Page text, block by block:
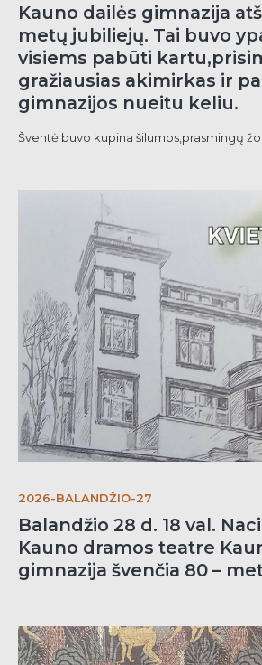
Kauno dailės gimnazija
metų jubiliejų. Tai buvo
visiems pabūti
gražiausias akimirkas ir
gimnazijos nueitu keliu.
Šventė buvo kupina šilumos,prasmingų
2026-BALANDŽIO-27
Balandžio 28 d. 18 val.
Kauno dramos teatre
gimnazija švenčia 80 –